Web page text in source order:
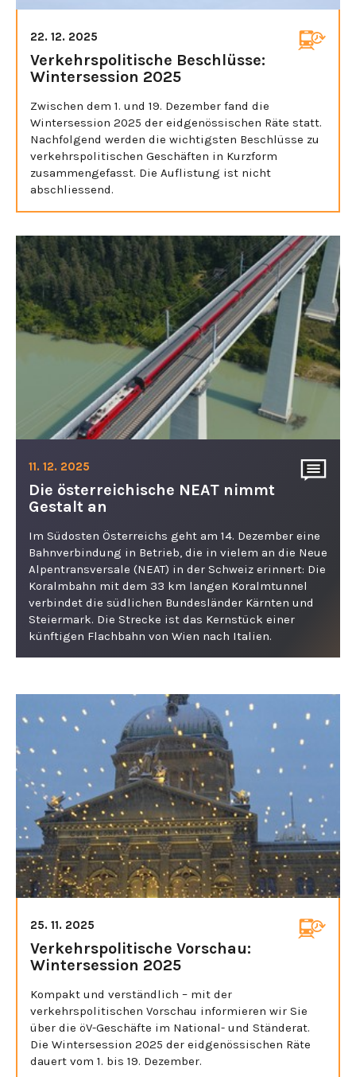
22. 12. 2025
Verkehrspolitische Beschlüsse:
Wintersession 2025
Zwischen dem 1. und 19. Dezember fand die
Wintersession 2025 der eidgenössischen Räte statt.
Nachfolgend werden die wichtigsten Beschlüsse zu
verkehrspolitischen Geschäften in Kurzform
zusammengefasst. Die Auflistung ist nicht
abschliessend.
11. 12. 2025
Die österreichische NEAT nimmt
Gestalt an
Im Südosten Österreichs geht am 14. Dezember eine
Bahnverbindung in Betrieb, die in vielem an die Neue
Alpentransversale (NEAT) in der Schweiz erinnert: Die
Koralmbahn mit dem 33 km langen Koralmtunnel
verbindet die südlichen Bundesländer Kärnten und
Steiermark. Die Strecke ist das Kernstück einer
künftigen Flachbahn von Wien nach Italien.
25. 11. 2025
Verkehrspolitische Vorschau:
Wintersession 2025
Kompakt und verständlich – mit der
verkehrspolitischen Vorschau informieren wir Sie
über die öV-Geschäfte im National- und Ständerat.
Die Wintersession 2025 der eidgenössischen Räte
dauert vom 1. bis 19. Dezember.